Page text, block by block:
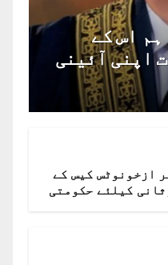
ہم اس کے
اپنی آئینی
، چیف
ازخونوٹس کیس کے
کیلئے حکومتی